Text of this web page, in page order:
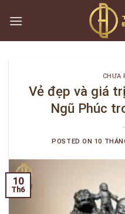
CHƯA
Vẻ đẹp và giá
Ngũ Phúc
POSTED ON 10
10
Th6